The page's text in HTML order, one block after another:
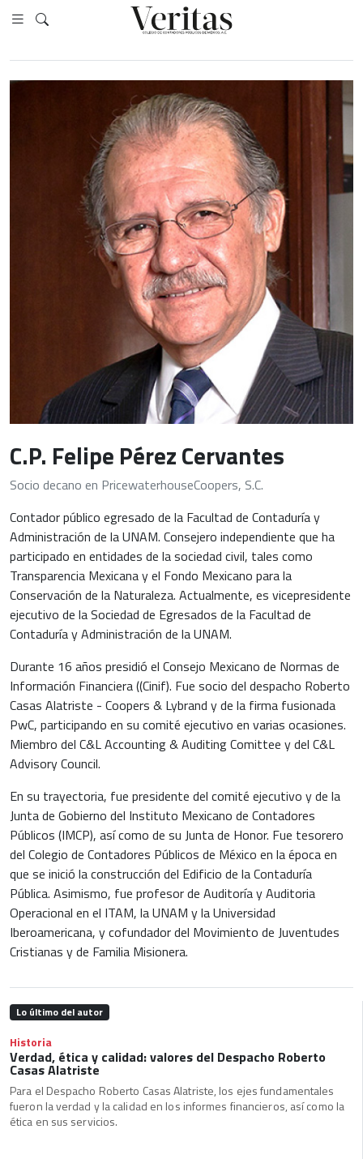
C.P. Felipe Pérez Cervantes
Socio decano en PricewaterhouseCoopers, S.C.
Contador público egresado de la Facultad de Contaduría y
Administración de la UNAM. Consejero independiente que ha
participado en entidades de la sociedad civil, tales como
Transparencia Mexicana y el Fondo Mexicano para la
Conservación de la Naturaleza. Actualmente, es vicepresidente
ejecutivo de la Sociedad de Egresados de la Facultad de
Contaduría y Administración de la UNAM.
Durante 16 años presidió el Consejo Mexicano de Normas de
Información Financiera ((Cinif). Fue socio del despacho Roberto
Casas Alatriste - Coopers & Lybrand y de la firma fusionada
PwC, participando en su comité ejecutivo en varias ocasiones.
Miembro del C&L Accounting & Auditing Comittee y del C&L
Advisory Council.
En su trayectoria, fue presidente del comité ejecutivo y de la
Junta de Gobierno del Instituto Mexicano de Contadores
Públicos (IMCP), así como de su Junta de Honor. Fue tesorero
del Colegio de Contadores Públicos de México en la época en
que se inició la construcción del Edificio de la Contaduría
Pública. Asimismo, fue profesor de Auditoría y Auditoria
Operacional en el ITAM, la UNAM y la Universidad
Iberoamericana, y cofundador del Movimiento de Juventudes
Cristianas y de Familia Misionera.
Lo último del autor
Historia
Verdad, ética y calidad: valores del Despacho Roberto
Casas Alatriste
Para el Despacho Roberto Casas Alatriste, los ejes fundamentales
fueron la verdad y la calidad en los informes financieros, así como la
ética en sus servicios.